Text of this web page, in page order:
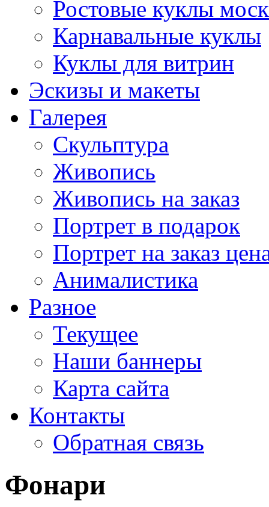
Ростовые куклы
Карнавальные куклы
Куклы для витрин
Эскизы и макеты
Галерея
Скульптура
Живопись
Живопись на заказ
Портрет в подарок
Портрет на заказ
Анималистика
Разное
Текущее
Наши баннеры
Карта сайта
Контакты
Обратная связь
Фонари